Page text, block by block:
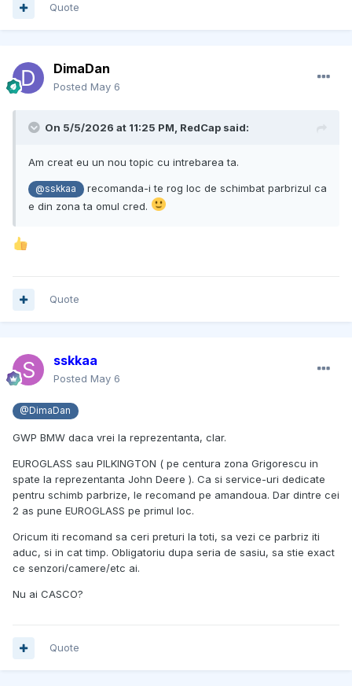
Quote
DimaDan
Posted May 6
On 5/5/2026 at 11:25 PM, RedCap said:
Am creat eu un nou topic cu intrebarea ta.
@sskkaa
recomanda-i te rog loc de schimbat parbrizul ca
e din zona ta omul cred.
Quote
sskkaa
Posted May 6
@DimaDan
GWP BMW daca vrei la reprezentanta, clar.
EUROGLASS sau PILKINGTON ( pe centura zona Grigorescu in
spate la reprezentanta John Deere ). Ca si service-uri dedicate
pentru schimb parbrize, le recomand pe amandoua. Dar dintre cei
2 as pune EUROGLASS pe primul loc.
Oricum iti recomand sa ceri preturi la toti, sa vezi ce parbriz iti
aduc, si in cat timp. Obligatoriu dupa seria de sasiu, sa stie exact
ce senzori/camere/etc ai.
Nu ai CASCO?
Quote